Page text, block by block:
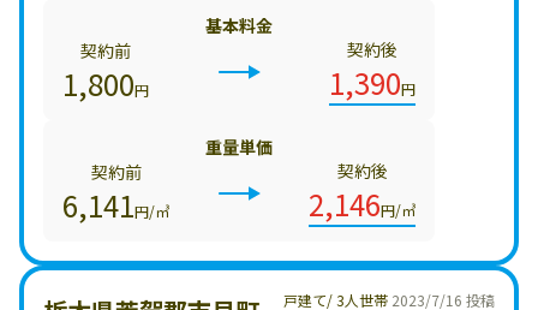
基本料金
契約前
1,800円
契約後
1,390円
重量単価
契約前
6,141円/㎥
契約後
2,146円/㎥
2023/7/16 投稿
戸建て/ 3人世帯